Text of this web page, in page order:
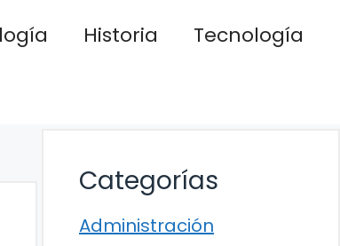
Historia
Tecnología
Categorías
Administración